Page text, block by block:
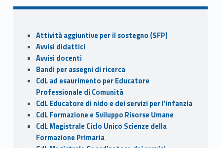
b
o
o
k
d
o
n
l di
vi
di
Sidebar
Attività aggiuntive per il sostegno (SFP)
Avvisi didattici
Avvisi docenti
Bandi per assegni di ricerca
CdL ad esaurimento per Educatore
Professionale di Comunità
CdL Educatore di nido e dei servizi per l’infanzia
CdL Formazione e Sviluppo Risorse Umane
CdL Magistrale Ciclo Unico Scienze della
Formazione Primaria